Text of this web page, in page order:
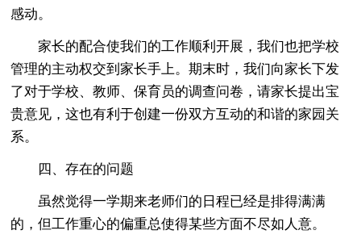
感动。
家长的配合使我们的工作顺利开展，我们也把学校
管理的主动权交到家长手上。期末时，我们向家长下发
了对于学校、教师、保育员的调查问卷，请家长提出宝
贵意见，这也有利于创建一份双方互动的和谐的家园关
系。
四、存在的问题
虽然觉得一学期来老师们的日程已经是排得满满
的，但工作重心的偏重总使得某些方面不尽如人意。